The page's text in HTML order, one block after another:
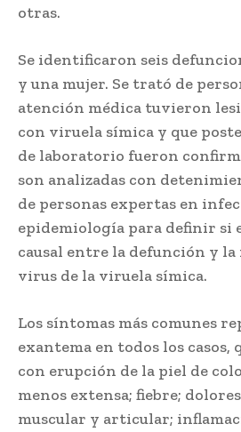
otras.
Se identificaron seis
y una mujer. Se trató de
atención médica tuvieron
con viruela símica y que
de laboratorio fueron
son analizadas con
de personas expertas en
epidemiología para definir si
causal entre la defunción y
virus de la viruela símica.
Los síntomas más comunes
exantema en todos los casos,
con erupción de la piel de
menos extensa; fiebre; dolores
muscular y articular;